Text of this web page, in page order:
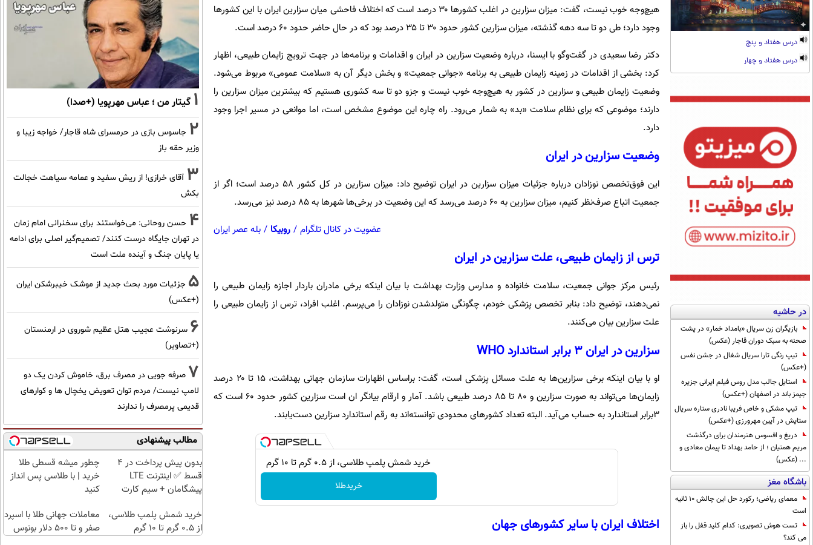
درس هفتاد و پنج
درس هفتاد و چهار
در حاشیه
بازیگران زن سریال «بامداد خمار» در پشت
صحنه به سبک دوران قاجار (عکس)
تیپ رنگی تارا سریال شغال در جشن نفس
(+عکس)
استایل جالب مدل روس فیلم ایرانی جزیره
جیمز باند در اصفهان (+عکس)
تیپ مشکی و خاص فریبا نادری ستاره سریال
ستایش در آیین مهرورزی (+عکس)
دریغ و افسوس هنرمندان برای درگذشت
مریم همتیان ؛ از حامد بهداد تا پیمان معادی و
... (عکس)
باشگاه مغز
معمای ریاضی؛ رکورد حل این چالش 10 ثانیه
است
تست هوش تصویری: کدام کلید قفل را باز
می کند؟
هیچ‌وجه خوب نیست، گفت: میزان سزارین در اغلب کشورها ۳۰ درصد است که اختلاف فاحشی میان سزارین ایران با این کشورها
وجود دارد؛ طی دو تا سه دهه گذشته، میزان سزارین کشور حدود ۳۰ تا ۳۵ درصد بود که در حال حاضر حدود ۶۰ درصد است.
دکتر رضا سعیدی در گفت‌وگو با ایسنا، درباره وضعیت سزارین در ایران و اقدامات و برنامه‌ها در جهت ترویج زایمان طبیعی، اظهار
کرد: بخشی از اقدامات در زمینه زایمان طبیعی به برنامه «جوانی جمعیت» و بخش دیگر آن به «سلامت عمومی» مربوط می‌شود.
وضعیت زایمان طبیعی و سزارین در کشور به هیچ‌وجه خوب نیست و جزو دو تا سه کشوری هستیم که بیشترین میزان سزارین را
دارند؛ موضوعی که برای نظام سلامت «بد» به شمار می‌رود. راه‌ چاره این موضوع مشخص است، اما موانعی در مسیر اجرا وجود
دارد.
وضعیت سزارین در ایران
این فوق‌تخصص نوزادان درباره جزئیات میزان سزارین در ایران توضیح داد: میزان سزارین در کل کشور ۵۸ درصد است؛ اگر از
جمعیت اتباع صرف‌نظر کنیم، میزان سزارین به ۶۰ درصد می‌رسد که این وضعیت در برخی‌ها شهرها به ۸۵ درصد نیز می‌رسد.
عضویت در کانال تلگرام / روبیکا / بله عصر ایران
ترس از زایمان طبیعی، علت سزارین در ایران
رئیس مرکز جوانی جمعیت، سلامت خانواده و مدارس وزارت بهداشت با بیان اینکه برخی مادران باردار اجازه زایمان طبیعی را
نمی‌دهند، توضیح داد: بنابر تخصص پزشکی خودم، چگونگی متولدشدن نوزادان را می‌پرسم. اغلب افراد، ترس از زایمان طبیعی را
علت سزارین بیان‌ می‌کنند.
سزارین در ایران ۳ برابر استاندارد WHO
او با بیان اینکه برخی سزارین‌ها به علت مسائل پزشکی است، گفت: براساس اظهارات سازمان جهانی بهداشت، ۱۵ تا ۲۰ درصد
زایمان‌ها می‌تواند به صورت سزارین و ۸۰ تا ۸۵ درصد طبیعی باشد. آمار و ارقام بیانگر ان است سزارین کشور حدود ۶۰ است که
۳برابر استاندارد به حساب می‌آید. البته تعداد کشورهای محدودی توانسته‌اند به رقم استاندارد سزارین دست‌یابند.
خرید شمش پلمپ طلاسی، از ۰.۵ گرم تا ۱۰ گرم
خریدطلا
اختلاف ایران با سایر کشورهای جهان
1 گیتار من ؛ عباس مهرپویا (+صدا)
2 جاسوس بازی در حرمسرای شاه قاجار/ خواجه زیبا و
وزیر حقه باز
3 آقای خرازی! از ریش سفید و عمامه سیاهت خجالت
بکش
4 حسن روحانی: می‌خواستند برای سخنرانی امام زمان
در تهران جایگاه درست کنند/ تصمیم‌گیر اصلی برای ادامه
یا پایان جنگ و آینده ملت است
5 جزئیات مورد بحث جدید از موشک خیبرشکن ایران
(+عکس)
6 سرنوشت عجیب هتل عظیم شوروی در ارمنستان
(+تصاویر)
7 صرفه جویی در مصرف برق، خاموش کردن یک دو
لامپ نیست/ مردم توان تعویض یخچال ها و کوارهای
قدیمی پرمصرف را ندارند
مطالب پیشنهادی
بدون پیش پرداخت در 4
قسط ✅ اینترنت LTE
پیشگامان + سیم کارت
چطور میشه قسطی طلا
خرید | با طلاسی پس انداز
کنید
خرید شمش پلمپ طلاسی،
از ۰.۵ گرم تا ۱۰ گرم
معاملات جهانی طلا با اسپرد
صفر و تا ۵۰۰ دلار بونوس